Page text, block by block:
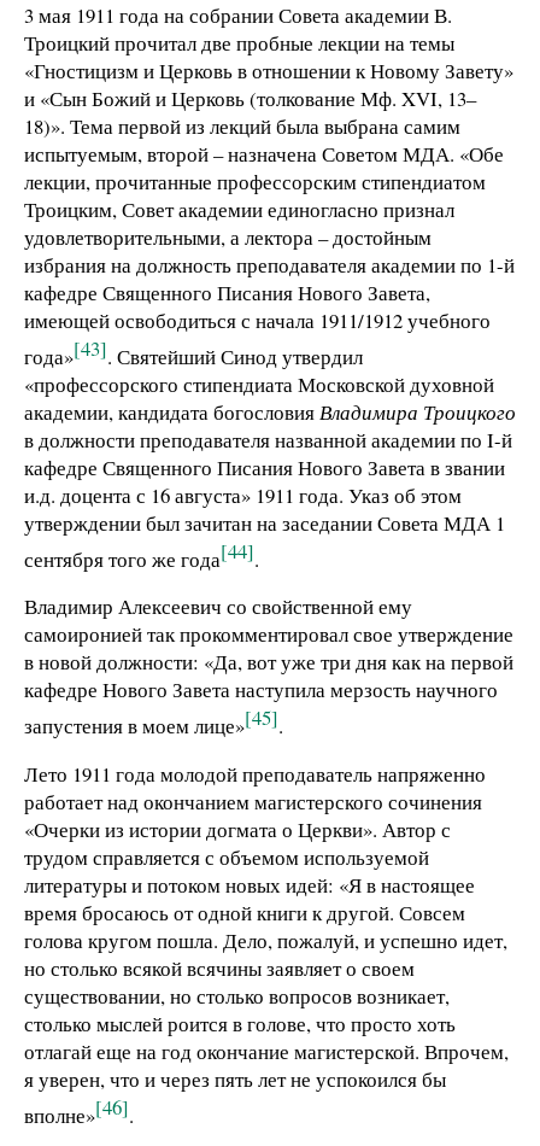
3 мая 1911 года на собрании Совета академии В.
Троицкий прочитал две пробные лекции на темы
«Гностицизм и Церковь в отношении к Новому Завету»
и «Сын Божий и Церковь (толкование Мф. XVI, 13–
18)». Тема первой из лекций была выбрана самим
испытуемым, второй – назначена Советом МДА. «Обе
лекции, прочитанные профессорским стипендиатом
Троицким, Совет академии единогласно признал
удовлетворительными, а лектора – достойным
избрания на должность преподавателя академии по 1-й
кафедре Священного Писания Нового Завета,
имеющей освободиться с начала 1911/1912 учебного
года»[43]. Святейший Синод утвердил
«профессорского стипендиата Московской духовной
академии, кандидата богословияВладимира Троицкого
в должности преподавателя названной академии по I-й
кафедре Священного Писания Нового Завета в звании
и.д. доцента с 16 августа» 1911 года. Указ об этом
утверждении был зачитан на заседании Совета МДА 1
сентября того же года[44].
Владимир Алексеевич со свойственной ему
самоиронией так прокомментировал свое утверждение
в новой должности: «Да, вот уже три дня как на первой
кафедре Нового Завета наступила мерзость научного
запустения в моем лице»[45].
Лето 1911 года молодой преподаватель напряженно
работает над окончанием магистерского сочинения
«Очерки из истории догмата о Церкви». Автор с
трудом справляется с объемом используемой
литературы и потоком новых идей: «Я в настоящее
время бросаюсь от одной книги к другой. Совсем
голова кругом пошла. Дело, пожалуй, и успешно идет,
но столько всякой всячины заявляет о своем
существовании, но столько вопросов возникает,
столько мыслей роится в голове, что просто хоть
отлагай еще на год окончание магистерской. Впрочем,
я уверен, что и через пять лет не успокоился бы
вполне»[46].